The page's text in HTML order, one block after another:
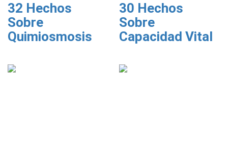
32 Hechos
Sobre
Quimiosmosis
30 Hechos
Sobre
Capacidad Vital